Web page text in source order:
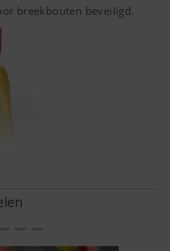
breekbouten beveiligd.